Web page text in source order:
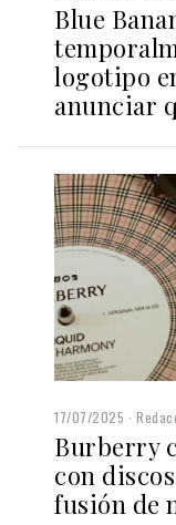
Blue
logotipo
anunciar
17/07/2025
Burberry
con
fusión de